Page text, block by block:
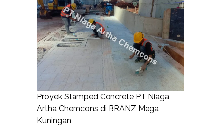
Proyek Stamped Concrete PT Niaga
Artha Chemcons di BRANZ Mega
Kuningan